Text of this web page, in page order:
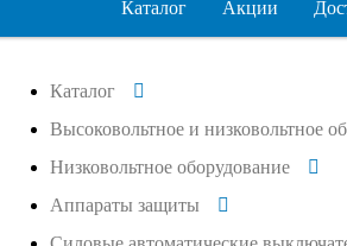
Каталог Акции
Каталог
Высоковольтное и низковольтное
Низковольтное оборудование
Аппараты защиты